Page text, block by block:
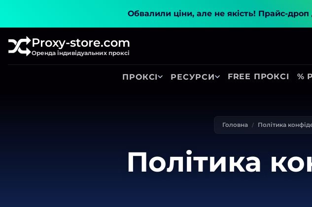
Обвалили ціни, але не якість! Прайс-дроп
Proxy-store.com
Оренда індивідуальних проксі
ПРОКСІ РЕСУРСИ FREE ПРОКСІ %
Головна Політика
Політика